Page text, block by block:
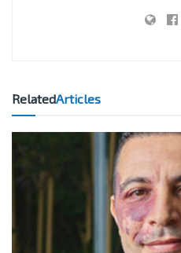
RelatedArticles